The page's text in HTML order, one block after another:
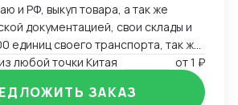
и РФ, выкуп товара, а так же
документацией, свои склады и
единиц своего транспорта, так же
поставщиков
любой точки Китая от1 ₽
ЗАКАЗ